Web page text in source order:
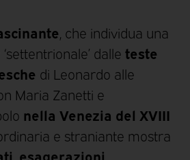
, che individua una
dalle teste
di Leonardo alle
Maria Zanetti e
nella Venezia del XVIII
e straniante mostra
esagerazioni